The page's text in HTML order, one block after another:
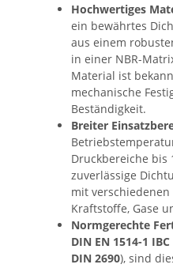
Hochwertiges
ein bewährtes
aus einem
in einer NBR-
Material ist
mechanische
Beständigkeit.
Breiter
Druckbereiche bis
zuverlässige
mit
Kraftstoffe, Gase
Normgerechte
DIN EN 1514-1 IBC
DIN 2690), sind